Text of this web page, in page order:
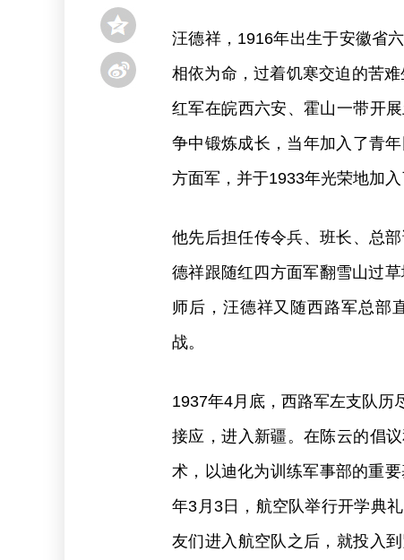
汪德祥，1916年出生于安徽省
相依为命，过着饥寒交迫的苦
红军在皖西六安、霍山一带开
争中锻炼成长，当年加入了青
方面军，并于1933年光荣地加入
他先后担任传令兵、班长、总
德祥跟随红四方面军翻雪山过
师后，汪德祥又随西路军总部
战。
1937年4月底，西路军左支队历
接应，进入新疆。在陈云的倡
术，以迪化为训练军事部的重
年3月3日，航空队举行开学典
友们进入航空队之后，就投入